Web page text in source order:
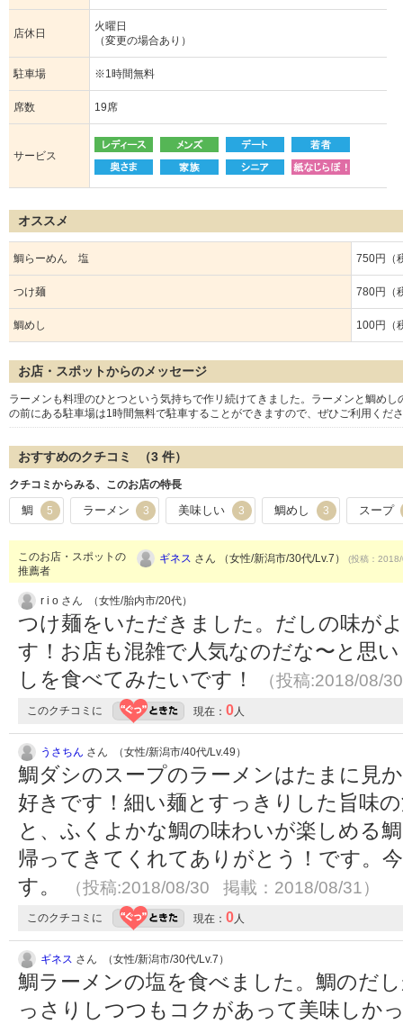
店休日
火曜日
（変更の場合あり）
駐車場 ※1時間無料
席数 19席
サービス
オススメ
鯛らーめん 塩 750円（
つけ麺 780円（
鯛めし 100円（
お店・スポットからのメッセージ
ラーメンも料理のひとつという気持ちで作リ続けてきました。ラーメンと鯛め
の前にある駐車場は1時間無料で駐車することができますので、ぜひご利用くだ
おすすめのクチコミ （3 件）
クチコミからみる、このお店の特長
鯛 5 ラーメン 3 美味しい 3 鯛めし 3 スープ
このお店・スポットの
推薦者
ギネス さん （女性/新潟市/30代/Lv.7） (投稿：
r i o さん （女性/胎内市/20代）
つけ麺をいただきました。だしの味が
す！お店も混雑で人気なのだな〜と思
しを食べてみたいです！
（投稿:2018/08/
このクチコミに 現在： 0 人
うさちん さん （女性/新潟市/40代/Lv.49）
鯛ダシのスープのラーメンはたまに見
好きです！細い麺とすっきりした旨味
と、ふくよかな鯛の味わいが楽しめる
帰ってきてくれてありがとう！です。
す。
（投稿:2018/08/30 掲載：2018/08/31）
このクチコミに 現在： 0 人
ギネス さん （女性/新潟市/30代/Lv.7）
鯛ラーメンの塩を食べました。鯛のだ
っさりしつつもコクがあって美味しか